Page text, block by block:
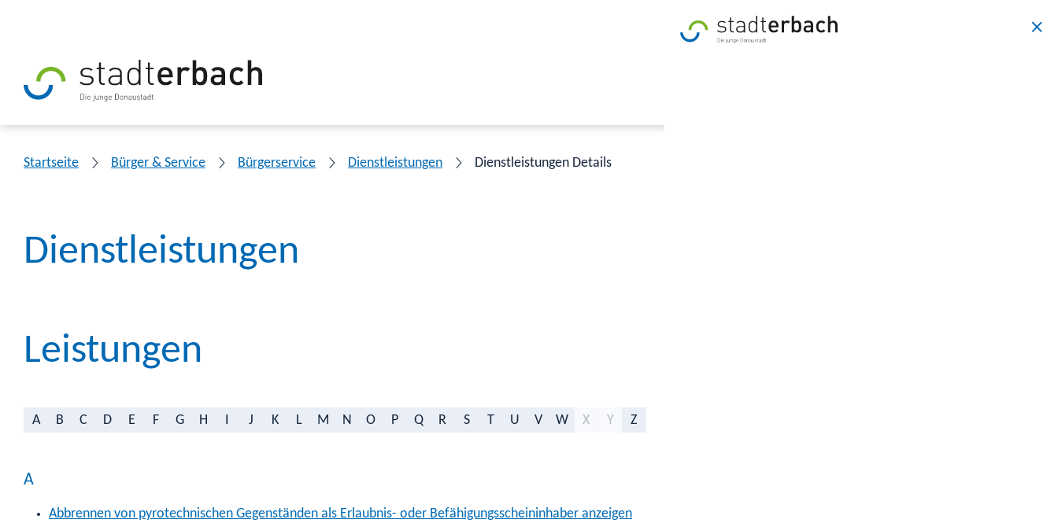
Startseite Bürger & Service Bürgerservice Dienstleistungen Dienstleistungen Details
Dienstleistungen
Leistungen
A B C D E F G H J K L M N O P Q R S T U V W X Y Z
A
Abbrennen von pyrotechnischen Gegenständen als Erlaubnis- oder Befähigungsscheininhaber anzeigen